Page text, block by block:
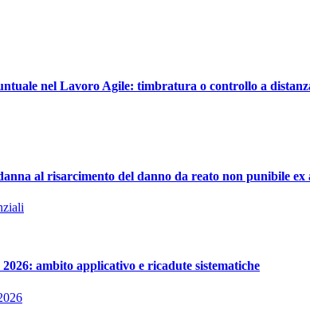
nel Lavoro Agile: timbratura o controllo a
al risarcimento del danno da reato non punibile ex
ambito applicativo e ricadute sistematiche